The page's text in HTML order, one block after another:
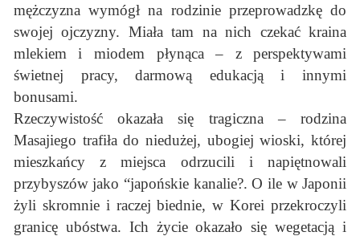
mężczyzna wymógł na rodzinie przeprowadzkę do
swojej ojczyzny. Miała tam na nich czekać kraina
mlekiem i miodem płynąca – z perspektywami
świetnej pracy, darmową edukacją i innymi
bonusami.
Rzeczywistość okazała się tragiczna – rodzina
Masajiego trafiła do niedużej, ubogiej wioski, której
mieszkańcy z miejsca odrzucili i napiętnowali
przybyszów jako “japońskie kanalie?. O ile w Japonii
żyli skromnie i raczej biednie, w Korei przekroczyli
granicę ubóstwa. Ich życie okazało się wegetacją i